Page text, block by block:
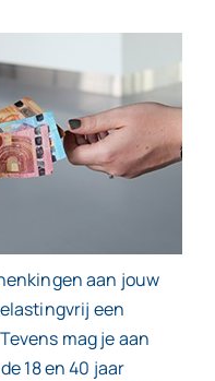
aan jouw
een
mag je aan
18 en 40 jaar